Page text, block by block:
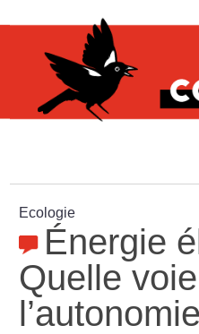
Ecologie
Énergie
Quelle
l’autonomie